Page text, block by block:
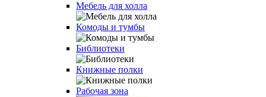
Мебель для холла
Комоды и тумбы
Библиотеки
Книжные полки
Рабочая зона